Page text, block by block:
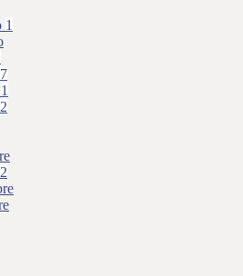
1
1
2
2